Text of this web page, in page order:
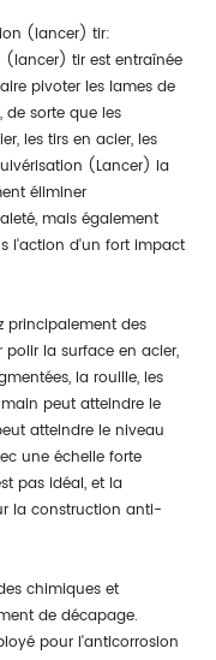
(lancer) tir:
tir est entraînée
pivoter les lames de
sorte que les
les tirs en acier, les
(Lancer) la
éliminer
mais également
l'action d'un fort impact
principalement des
la surface en acier,
la rouille, les
peut atteindre le
atteindre le niveau
une échelle forte
pas idéal, et la
la construction anti-
chimiques et
de décapage.
pour l'anticorrosion